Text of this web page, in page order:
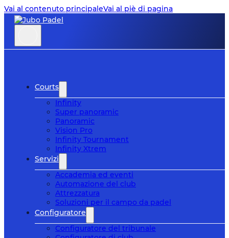
Vai al contenuto principaleVai al piè di pagina
Courts
Infinity
Super panoramic
Panoramic
Vision Pro
Infinity Tournament
Infinity Xtrem
Servizi
Accademia ed eventi
Automazione del club
Attrezzatura
Soluzioni per il campo da padel
Configuratore
Configuratore del tribunale